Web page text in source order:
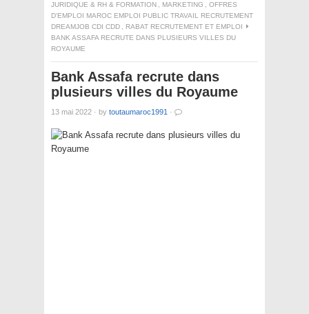
JURIDIQUE & RH & FORMATION , MARKETING , OFFRES
D'EMPLOI MAROC EMPLOI PUBLIC TRAVAIL RECRUTEMENT
DREAMJOB CDI CDD , RABAT RECRUTEMENT ET EMPLOI
BANK ASSAFA RECRUTE DANS PLUSIEURS VILLES DU
ROYAUME
Bank Assafa recrute dans
plusieurs villes du Royaume
13 mai 2022 · by toutaumaroc1991 ·